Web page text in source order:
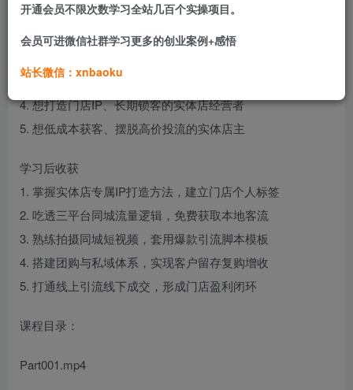
适合学习人群
1. 餐饮、美业、零售等各类实体门店老板
3. 不会做同城短视频、不懂线上引流的创业者
4. 想打造门店IP、长期锁客的实体店经营者
5. 想低成本获客、摆脱高价投流的实体店主
学习后收获
1. 掌握实体店专属IP打造方法，建立门店个人标签
2. 吃透三平台同城流量逻辑，免费获取本地客流
3. 熟练拍摄同城短视频，套用爆款引流脚本模板
4. 搭建团购与私域体系，实现客户留存复购增收
5. 打通线上引流线下成交，形成门店盈利闭环
课程目录：
Part001.mp4
开通会员不限次数学习全站几百个实操项目。
会员可进微信社群学习更多的创业案例+感悟
站长微信：xnbaoku